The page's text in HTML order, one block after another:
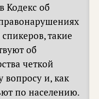
Кодекс об
такие
об
четкой
и, как
по населению.